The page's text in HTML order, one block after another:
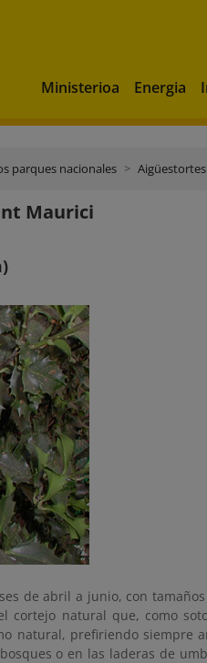
Ministerioa Energia
parques nacionales
Maurici
de abril a junio, con
cortejo natural que, como
natural, prefiriendo siempre
o en las laderas de